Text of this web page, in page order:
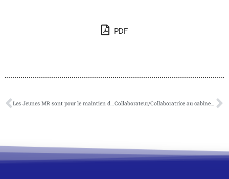
PDF
Les Jeunes MR sont pour le maintien du vote obligatoire Collaborateur/Collaboratrice au cabinet Weykmans